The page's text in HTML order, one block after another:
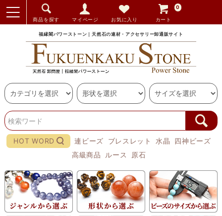
商品を探す マイページ お気に入り カート
0
福縁閣パワーストーン｜天然石の連材・アクセサリー卸通販サイト
HOT WORD 連ビーズ ブレスレット 水晶
四神ビーズ
高級商品
ルース 原石